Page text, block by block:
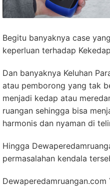
Begitu banyaknya case
keperluan terhadap
Dan banyaknya Keluhan
atau pemborong yang tak
menjadi kedap atau
ruangan sehingga bisa
harmonis dan nyaman di
Hingga
permasalahan kendala